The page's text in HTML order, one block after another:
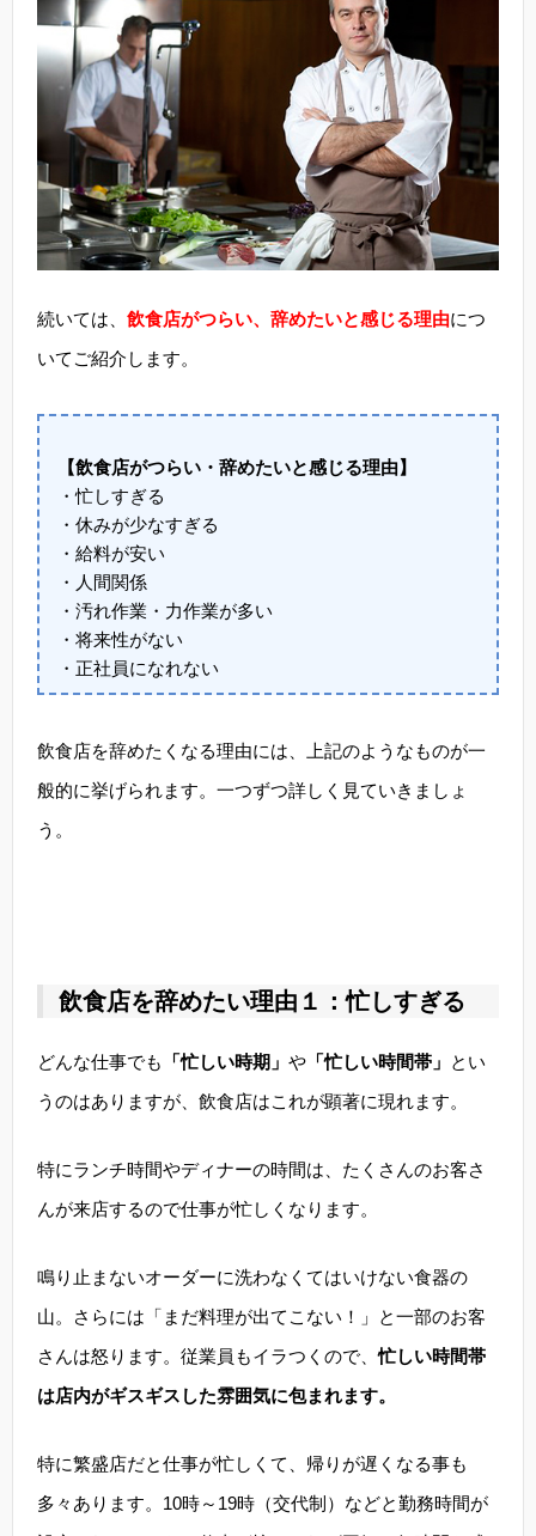
続いては、 飲食店がつらい、辞めたいと感じる理由につ
いてご紹介します。
【飲食店がつらい・辞めたいと感じる理由】
・忙しすぎる
・休みが少なすぎる
・給料が安い
・人間関係
・汚れ作業・力作業が多い
・将来性がない
・正社員になれない
飲食店を辞めたくなる理由には、上記のようなものが一
般的に挙げられます。一つずつ詳しく見ていきましょ
う。
飲食店を辞めたい理由１：忙しすぎる
どんな仕事でも 「忙しい時期」 や 「忙しい時間帯」 とい
うのはありますが、飲食店はこれが顕著に現れます。
特にランチ時間やディナーの時間は、たくさんのお客さ
んが来店するので仕事が忙しくなります。
鳴り止まないオーダーに洗わなくてはいけない食器の
山。さらには「まだ料理が出てこない！」と一部のお客
さんは怒ります。従業員もイラつくので、忙しい時間帯
は店内がギスギスした雰囲気に包まれます。
特に繁盛店だと仕事が忙しくて、帰りが遅くなる事も
多々あります。10時～19時（交代制）などと勤務時間が